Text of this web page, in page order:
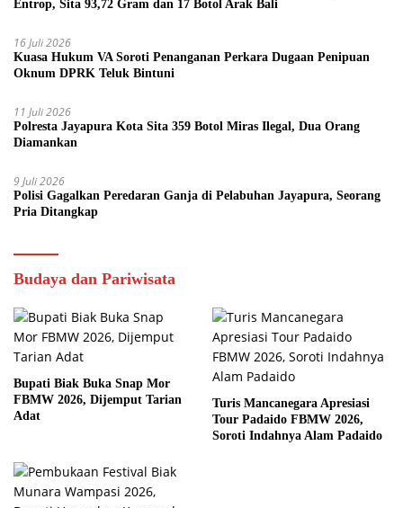
Entrop, Sita 93,72 Gram dan 17 Botol Arak Bali
16 Juli 2026
Kuasa Hukum VA Soroti Penanganan Perkara Dugaan Penipuan
Oknum DPRK Teluk Bintuni
11 Juli 2026
Polresta Jayapura Kota Sita 359 Botol Miras Ilegal, Dua Orang
Diamankan
9 Juli 2026
Polisi Gagalkan Peredaran Ganja di Pelabuhan Jayapura, Seorang
Pria Ditangkap
Budaya dan Pariwisata
Bupati Biak Buka Snap Mor
FBMW 2026, Dijemput Tarian
Adat
Turis Mancanegara Apresiasi
Tour Padaido FBMW 2026,
Soroti Indahnya Alam Padaido